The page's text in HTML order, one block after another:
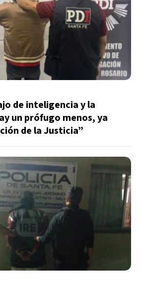
de inteligencia y la
un prófugo menos, ya
de la Justicia”